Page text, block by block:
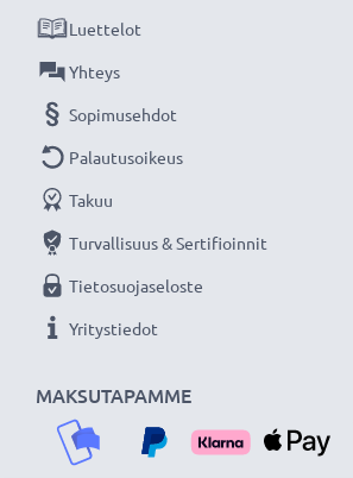
MAKSUTAPAMME
Luettelot
Yhteys
Sopimusehdot
Palautusoikeus
Takuu
Turvallisuus & Sertifioinnit
Tietosuojaseloste
Yritystiedot